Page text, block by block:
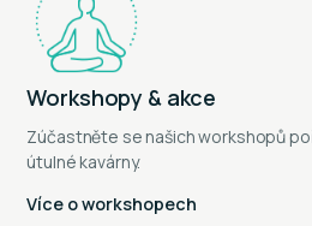
Workshopy & akce
Zúčastněte se našich workshopů
útulné kavárny.
Více o workshopech